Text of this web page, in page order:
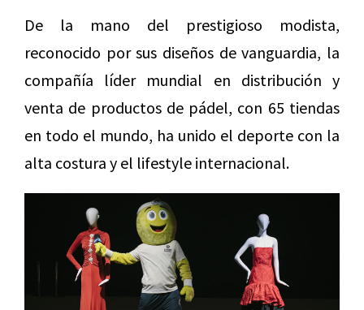
De la mano del prestigioso modista,
reconocido por sus diseños de vanguardia, la
compañía líder mundial en distribución y
venta de productos de pádel, con 65 tiendas
en todo el mundo, ha unido el deporte con la
alta costura y el lifestyle internacional.